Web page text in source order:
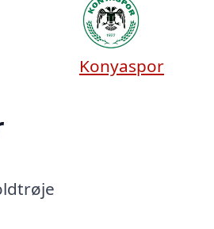
Konyaspor